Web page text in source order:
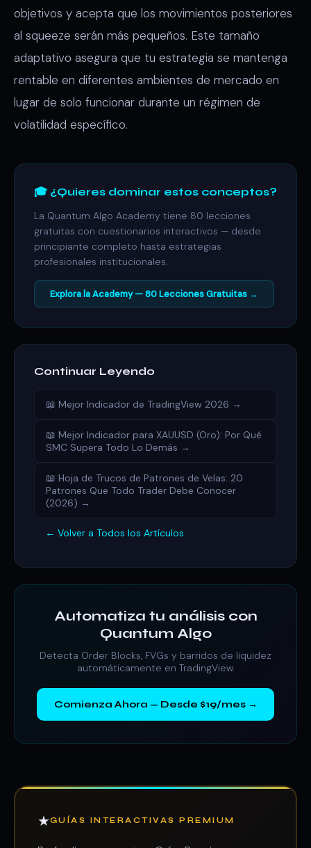
objetivos y acepta que los movimientos posteriores
al squeeze serán más pequeños. Este tamaño
adaptativo asegura que tu estrategia se mantenga
rentable en diferentes ambientes de mercado en
lugar de solo funcionar durante un régimen de
volatilidad específico.
🎓 ¿Quieres dominar estos conceptos?
La Quantum Algo Academy tiene 80 lecciones
gratuitas con cuestionarios interactivos — desde
principiante completo hasta estrategias
profesionales institucionales.
Explora la Academy — 80 Lecciones Gratuitas →
Continuar Leyendo
📖 Mejor Indicador de TradingView 2026 →
📖 Mejor Indicador para XAUUSD (Oro): Por Qué
SMC Supera Todo Lo Demás →
📖 Hoja de Trucos de Patrones de Velas: 20
Patrones Que Todo Trader Debe Conocer
(2026) →
← Volver a Todos los Artículos
Automatiza tu análisis con
Quantum Algo
Detecta Order Blocks, FVGs y barridos de liquidez
automáticamente en TradingView.
Comienza Ahora — Desde $19/mes →
★GUÍAS INTERACTIVAS PREMIUM